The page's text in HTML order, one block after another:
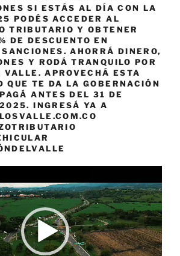
SI ESTÁS AL DÍA CON LA
PODÉS ACCEDER AL
TRIBUTARIO Y OBTENER
DE DESCUENTO EN
AHORRÁ DINERO,
Y RODÁ TRANQUILO POR
APROVECHÁ ESTA
QUE TE DA LA GOBERNACIÓN
ANTES DEL 31 DE
INGRESÁ YA A